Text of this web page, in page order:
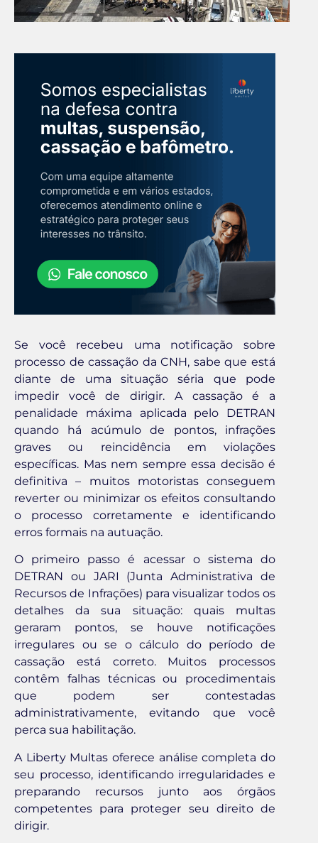
Se você recebeu uma notificação sobre
processo de cassação da CNH, sabe que está
diante de uma situação séria que pode
impedir você de dirigir. A cassação é a
penalidade máxima aplicada pelo DETRAN
quando há acúmulo de pontos, infrações
graves ou reincidência em violações
específicas. Mas nem sempre essa decisão é
definitiva – muitos motoristas conseguem
reverter ou minimizar os efeitos consultando
o processo corretamente e identificando
erros formais na autuação.
O primeiro passo é acessar o sistema do
DETRAN ou JARI (Junta Administrativa de
Recursos de Infrações) para visualizar todos os
detalhes da sua situação: quais multas
geraram pontos, se houve notificações
irregulares ou se o cálculo do período de
cassação está correto. Muitos processos
contêm falhas técnicas ou procedimentais
que podem ser contestadas
administrativamente, evitando que você
perca sua habilitação.
A Liberty Multas oferece análise completa do
seu processo, identificando irregularidades e
preparando recursos junto aos órgãos
competentes para proteger seu direito de
dirigir.